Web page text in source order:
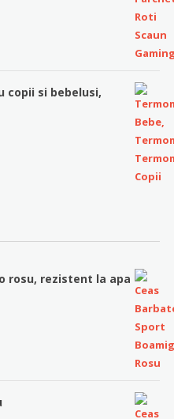
copii si bebelusi,
rosu, rezistent la apa